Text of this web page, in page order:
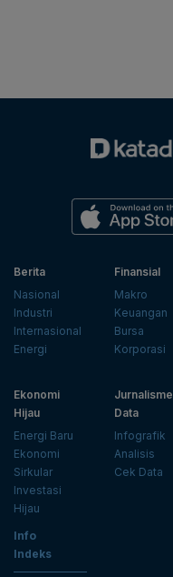
Berita
Nasional
Industri
Internasional
Energi
Finansial
Makro
Keuangan
Bursa
Korporasi
Ekonomi
Hijau
Energi Baru
Ekonomi
Sirkular
Investasi
Hijau
Jurnalisme
Data
Infografik
Analisis
Cek Data
Info
Indeks